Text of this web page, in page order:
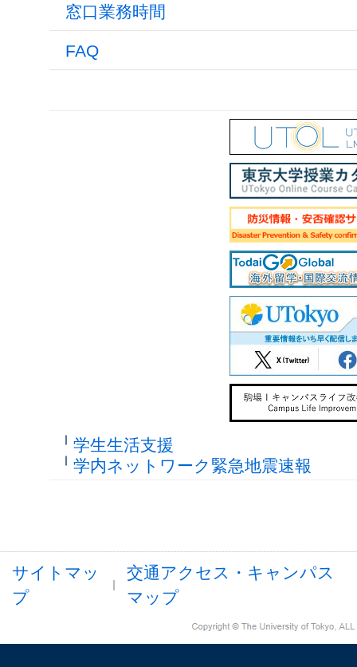
窓口業務時間
FAQ
学生生活支援
学内ネットワーク緊急地震速報
サイトマッ
プ
交通アクセス・キャンパス
マップ